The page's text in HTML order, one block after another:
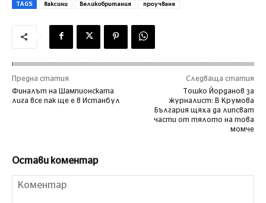
TAGS ваксини Великобритания проучване
Предна статия
Финалът на Шампионската
лига все пак ще е в Истанбул
Следваща статия
Тошко Йорданов за
журналист: В Крумова
България щяха да липсват
части от тялото на това
момче
Остави коментар